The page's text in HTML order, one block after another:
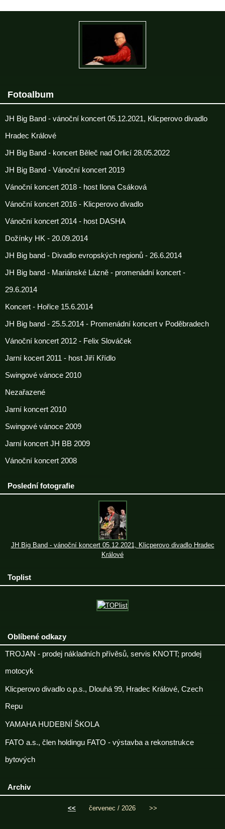
Fotoalbum
JH Big Band - vánoční koncert 05.12.2021, Klicperovo divadlo
Hradec Králové
JH Big Band - koncert Běleč nad Orlicí 28.05.2022
JH Big Band - Vánoční koncert 2019
Vánoční koncert 2018 - host Ilona Csáková
Vánoční koncert 2016 - Klicperovo divadlo
Vánoční koncert 2014 - host DASHA
Dožínky HK - 20.09.2014
JH Big band - Divadlo evropských regionů - 26.6.2014
JH Big band - Mariánské Lázně - promenádní koncert -
29.6.2014
Koncert - Hořice 15.6.2014
JH Big band - 25.5.2014 - Promenádní koncert v Poděbradech
Vánoční koncert 2012 - Felix Slováček
Jarní kocert 2011 - host Jiří Křídlo
Swingové vánoce 2010
Nezařazené
Jarní koncert 2010
Swingové vánoce 2009
Jarní koncert JH BB 2009
Vánoční koncert 2008
Poslední fotografie
JH Big Band - vánoční koncert 05.12.2021, Klicperovo divadlo Hradec
Králové
Toplist
Oblíbené odkazy
TROJAN - prodej nákladních přívěsů, servis KNOTT; prodej
motocyk
Klicperovo divadlo o.p.s., Dlouhá 99, Hradec Králové, Czech
Repu
YAMAHA HUDEBNÍ ŠKOLA
FATO a.s., člen holdingu FATO - výstavba a rekonstrukce
bytových
Archiv
<< červenec / 2026 >>